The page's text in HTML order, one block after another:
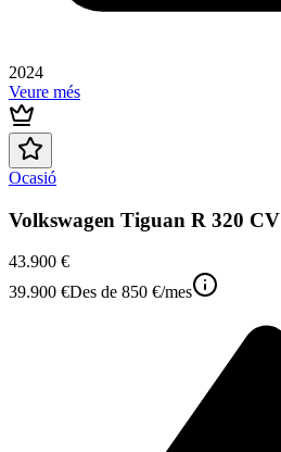
2024
Veure més
Ocasió
Volkswagen Tiguan R 320 CV
43.900 €
39.900 €Des de 850 €/mes